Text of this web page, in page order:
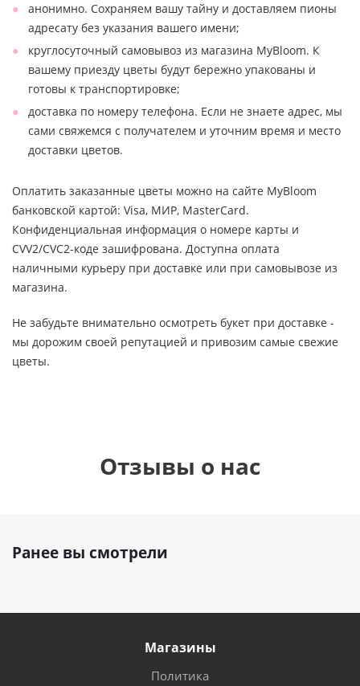
анонимно. Сохраняем вашу тайну и доставляем пионы
адресату без указания вашего имени;
круглосуточный самовывоз из магазина MyBloom. К
вашему приезду цветы будут бережно упакованы и
готовы к транспортировке;
доставка по номеру телефона. Если не знаете адрес, мы
сами свяжемся с получателем и уточним время и место
доставки цветов.
Оплатить заказанные цветы можно на сайте MyBloom
банковской картой: Visa, МИР, MasterCard.
Конфиденциальная информация о номере карты и
CVV2/CVC2-коде зашифрована. Доступна оплата
наличными курьеру при доставке или при самовывозе из
магазина.
Не забудьте внимательно осмотреть букет при доставке -
мы дорожим своей репутацией и привозим самые свежие
цветы.
Отзывы о нас
Ранее вы смотрели
Магазины
Политика